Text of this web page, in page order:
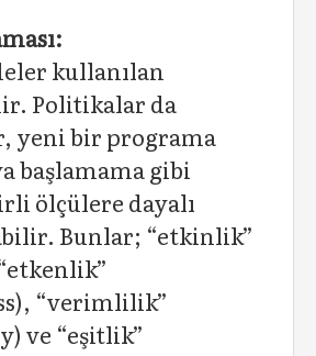
kullanılan
Politikalar da
yeni bir programa
başlamama gibi
ölçülere dayalı
Bunlar; “etkinlik”
“verimlilik”
ve “eşitlik”